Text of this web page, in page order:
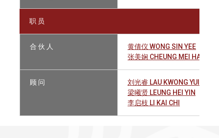
职 员
合 伙 人
黄倩仪 WONG SIN YEE
张美娴 CHEUNG MEI HAN
顾 问
刘光睿 LAU KWONG YUI
梁曦贤 LEUNG HEI YIN
李启枝 LI KAI CHI